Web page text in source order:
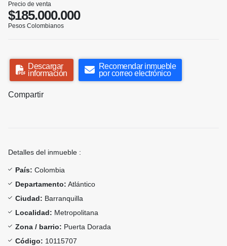
Precio de venta
$185.000.000
Pesos Colombianos
Descargar
información
Recomendar inmueble
por correo electrónico
Compartir
Detalles del inmueble :
País: Colombia
Departamento: Atlántico
Ciudad: Barranquilla
Localidad: Metropolitana
Zona / barrio: Puerta Dorada
Código: 10115707